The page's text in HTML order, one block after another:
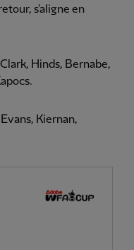
s'aligne en
Hinds, Bernabe,
Kiernan,